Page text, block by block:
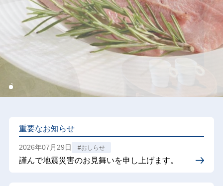
重要なお知らせ
2026年07月29日 #おしらせ
謹んで地震災害のお見舞いを申し上げます。